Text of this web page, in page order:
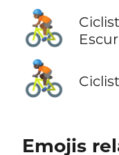
🚴🏾
🚴🏿
Emojis